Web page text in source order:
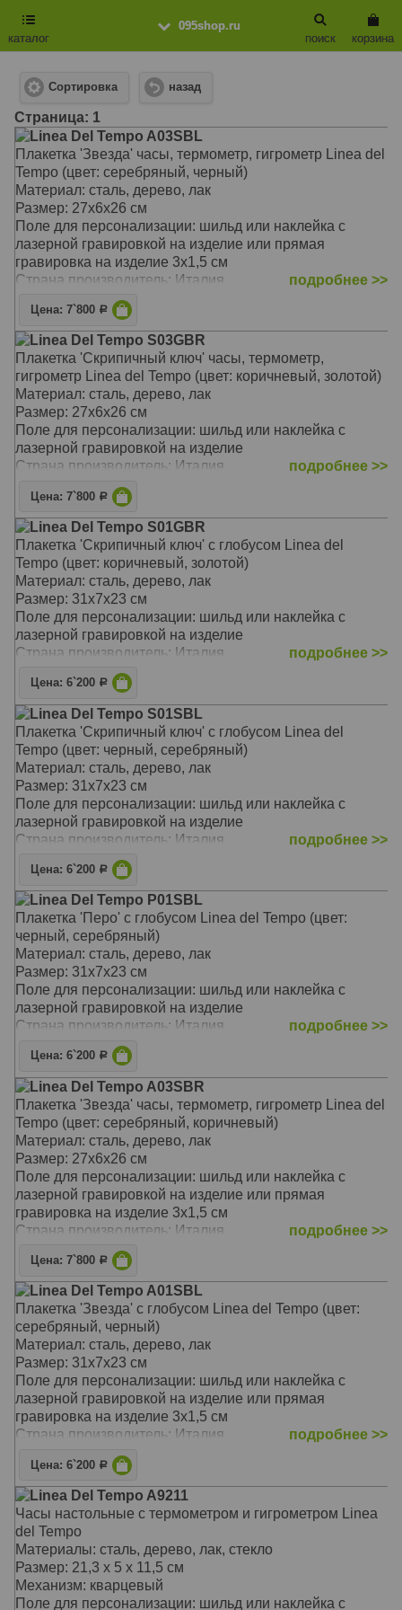
095shop.ru
каталог
корзина
поиск
Сортировка назад
Cтраница: 1
Linea Del Tempo A03SBL
Плакетка 'Звезда' часы, термометр, гигрометр Linea del
Tempo (цвет: серебряный, черный)
Материал: сталь, дерево, лак
Размер: 27х6х26 см
Поле для персонализации: шильд или наклейка с
лазерной гравировкой на изделие или прямая
гравировка на изделие 3х1,5 см
Страна производитель: Италия
подробнее >>
Цена: 7`800 Р
Linea Del Tempo S03GBR
Плакетка 'Скрипичный ключ' часы, термометр,
гигрометр Linea del Tempo (цвет: коричневый, золотой)
Материал: сталь, дерево, лак
Размер: 27х6х26 см
Поле для персонализации: шильд или наклейка с
лазерной гравировкой на изделие
Страна производитель: Италия
подробнее >>
Цена: 7`800 Р
Linea Del Tempo S01GBR
Плакетка 'Скрипичный ключ' с глобусом Linea del
Tempo (цвет: коричневый, золотой)
Материал: сталь, дерево, лак
Размер: 31х7х23 см
Поле для персонализации: шильд или наклейка с
лазерной гравировкой на изделие
Страна производитель: Италия
подробнее >>
Цена: 6`200 Р
Linea Del Tempo S01SBL
Плакетка 'Скрипичный ключ' с глобусом Linea del
Tempo (цвет: черный, серебряный)
Материал: сталь, дерево, лак
Размер: 31х7х23 см
Поле для персонализации: шильд или наклейка с
лазерной гравировкой на изделие
Страна производитель: Италия
подробнее >>
Цена: 6`200 Р
Linea Del Tempo P01SBL
Плакетка 'Перо' с глобусом Linea del Tempo (цвет:
черный, серебряный)
Материал: сталь, дерево, лак
Размер: 31х7х23 см
Поле для персонализации: шильд или наклейка с
лазерной гравировкой на изделие
Страна производитель: Италия
подробнее >>
Цена: 6`200 Р
Linea Del Tempo A03SBR
Плакетка 'Звезда' часы, термометр, гигрометр Linea del
Tempo (цвет: серебряный, коричневый)
Материал: сталь, дерево, лак
Размер: 27х6х26 см
Поле для персонализации: шильд или наклейка с
лазерной гравировкой на изделие или прямая
гравировка на изделие 3х1,5 см
Страна производитель: Италия
подробнее >>
Цена: 7`800 Р
Linea Del Tempo A01SBL
Плакетка 'Звезда' с глобусом Linea del Tempo (цвет:
серебряный, черный)
Материал: сталь, дерево, лак
Размер: 31х7х23 см
Поле для персонализации: шильд или наклейка с
лазерной гравировкой на изделие или прямая
гравировка на изделие 3х1,5 см
Страна производитель: Италия
подробнее >>
Цена: 6`200 Р
Linea Del Tempo A9211
Часы настольные с термометром и гигрометром Linea
del Tempo
Материалы: сталь, дерево, лак, стекло
Размер: 21,3 х 5 х 11,5 см
Механизм: кварцевый
Поле для персонализации: шильд или наклейка с